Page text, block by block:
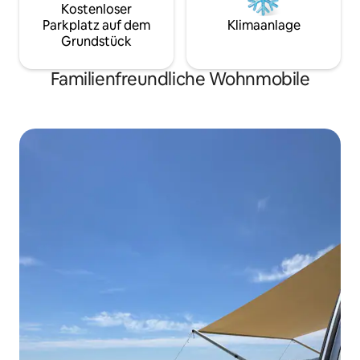
Kostenloser
Parkplatz auf dem
Grundstück
Klimaanlage
Familienfreundliche Wohnmobile